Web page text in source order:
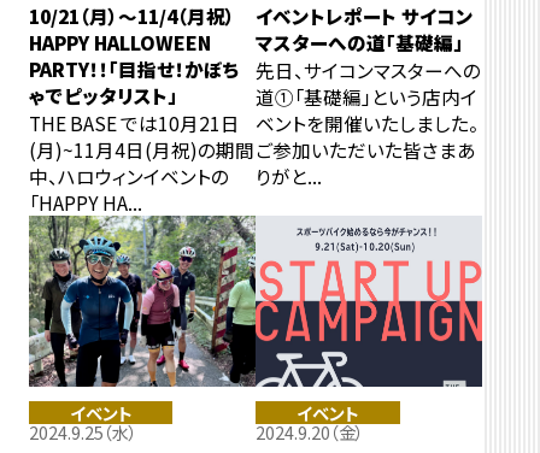
10/21（月）〜11/4（月祝）
HAPPY HALLOWEEN
PARTY！！「目指せ！かぼち
ゃでピッタリスト」
THE BASE では10月21日
(月)~11月4日(月祝)の期間
中、ハロウィンイベントの
「HAPPY HA...
イベントレポート サイコン
マスターへの道「基礎編」
先日、サイコンマスターへの
道①「基礎編」という店内イ
ベントを開催いたしました。
ご参加いただいた皆さまあ
りがと...
イベント
2024.9.25（水）
イベント
2024.9.20（金）